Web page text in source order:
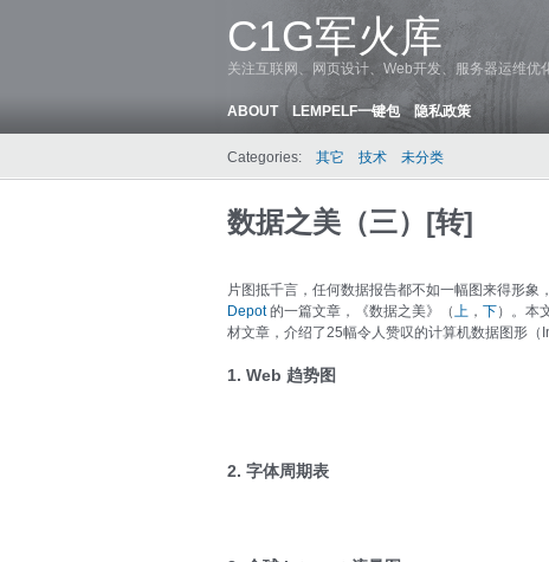
C1G军火库
关注互联网、网页设计、Web开发、服务器运维
ABOUT LEMPELF一键包 隐私政策
Categories: 其它 技术 未分类
数据之美（三）[转]
片图抵千言，任何数据报告都不如一幅图来得形象
Depot的一篇文章，《数据之美》（上 ， 下）。本
材文章，介绍了25幅令人赞叹的计算机数据图形（
1. Web 趋势图
2. 字体周期表